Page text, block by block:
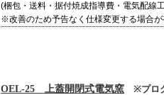
(梱包・送料・据付焼成指導費・電気配線
※改善のため予告なく仕様変更する場合が
OEL-25 上蓋開閉式電気窯 ※プロ